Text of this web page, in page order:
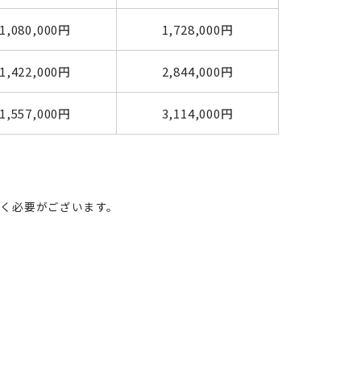
1,080,000円 1,728,000円
1,422,000円 2,844,000円
1,557,000円 3,114,000円
要がございます。